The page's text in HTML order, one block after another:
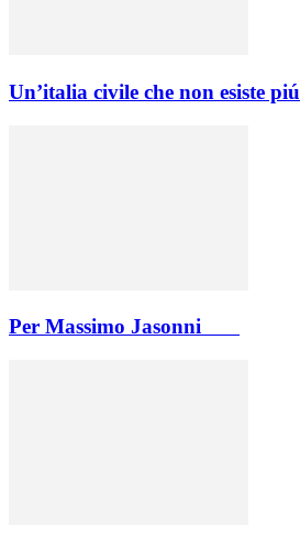
Un’italia civile che non esiste piú
Per Massimo Jasonni